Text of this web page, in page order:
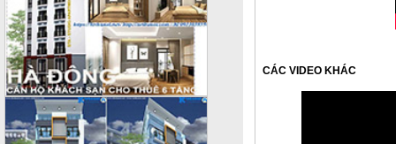
CÁC VIDEO KHÁC